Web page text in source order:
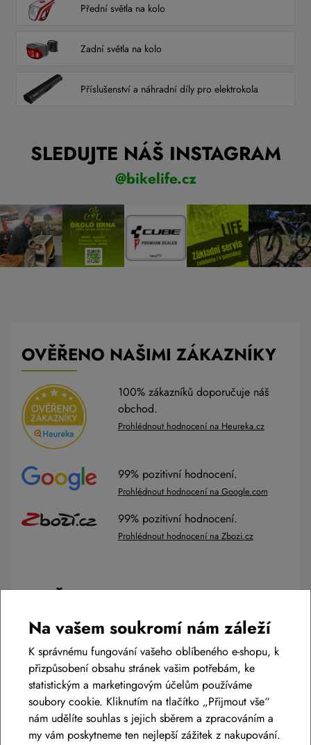
Přední světla na kolo
Zadní světla na kolo
Příslušenství a náhradní díly pro elektrokola
SLEDUJTE NÁŠ INSTAGRAM
@bikelife.cz
OVĚŘENO NAŠIMI ZÁKAZNÍKY
100% zákazníků doporučuje náš
obchod.
Prohlédnout hodnocení na Heureka.cz
99% pozitivní hodnocení.
Prohlédnout hodnocení na Google.com
99% pozitivní hodnocení.
Prohlédnout hodnocení na Zbozi.cz
POTŘEBUJETE PORADIT?
Ozvěte se nám
(Po-Pá: 8 - 17 hod)
Prodej:+420 605 430 574
Online formulář: napište nám
Na vašem soukromí nám záleží
K správnému fungování vašeho oblíbeného e-shopu, k
přizpůsobení obsahu stránek vašim potřebám, ke
statistickým a marketingovým účelům používáme
soubory cookie. Kliknutím na tlačítko „Přijmout vše“
nám udělíte souhlas s jejich sběrem a zpracováním a
my vám poskytneme ten nejlepší zážitek z nakupování.